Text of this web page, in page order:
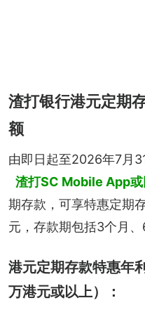
渣打银行港元定期
额
由即日起至2026年7月
渣打SC Mobile App或
期存款，可享特惠定期
元，存款期包括3个月、
港元定期存款特惠年
万港元或以上）：